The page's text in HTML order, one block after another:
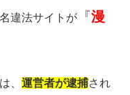
違法サイトが 『漫
、 運営者が逮捕され